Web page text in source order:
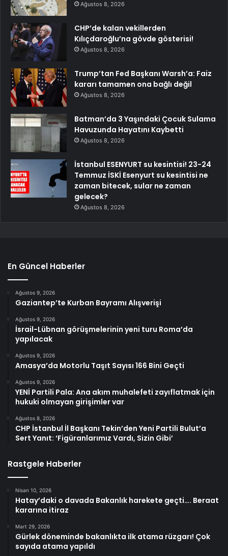
Ağustos 8, 2026
CHP’de kalan vekillerden
Kılıçdaroğlu’na gövde gösterisi!
Ağustos 8, 2026
Trump’tan Fed Başkanı Warsh’a: Faiz
kararı tamamen ona bağlı değil
Ağustos 8, 2026
Batman’da 3 Yaşındaki Çocuk Sulama
Havuzunda Hayatını Kaybetti
Ağustos 8, 2026
İstanbul ESENYURT su kesintisi! 23-24
Temmuz İSKİ Esenyurt su kesintisi ne
zaman bitecek, sular ne zaman
gelecek?
Ağustos 8, 2026
En Güncel Haberler
Ağustos 9, 2026
Gaziantep’te Kurban Bayramı Alışverişi
Ağustos 9, 2026
İsrail-Lübnan görüşmelerinin yeni turu Roma’da
yapılacak
Ağustos 9, 2026
Amasya’da Motorlu Taşıt Sayısı 166 Bini Geçti
Ağustos 9, 2026
YENİ Partili Pala: Ana akım muhalefeti zayıflatmak için
hukuki olmayan girişimler var
Ağustos 8, 2026
CHP İstanbul İl Başkanı Tekin’den Yeni Partili Bulut’a
Sert Yanıt: ‘Figüranlarımız Vardı, Sizin Gibi’
Rastgele Haberler
Nisan 10, 2026
Hatay’daki o davada Bakanlık harekete geçti…. Beraat
kararına itiraz
Mart 29, 2026
Gürlek döneminde bakanlıkta ilk atama rüzgarı! Çok
sayıda atama yapıldı